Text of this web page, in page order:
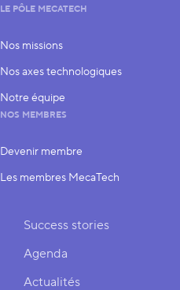
LE PÔLE MECATECH
Nos missions
Nos axes technologiques
Notre équipe
NOS MEMBRES
Devenir membre
Les membres MecaTech
Liens rapides
Success stories
Agenda
Actualités